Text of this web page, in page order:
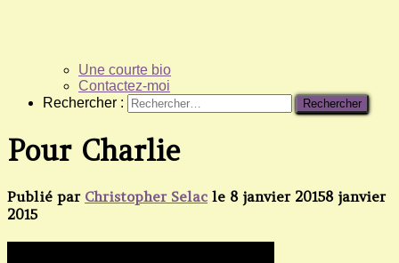
Une courte bio
Contactez-moi
Rechercher :
Pour Charlie
Publié par Christopher Selac le 8 janvier 20158 janvier
2015